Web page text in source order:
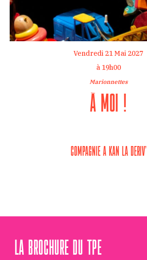
Vendredi 21 Mai 2027
à 19h00
Marionnettes
À MOI !
COMPAGNIE A KAN LA DERIV’
Vendredi 21 Mai 2027
à 19h00
Marionnettes
À MOI !
COMPAGNIE A KAN LA DERIV’
LA BROCHURE DU TPE